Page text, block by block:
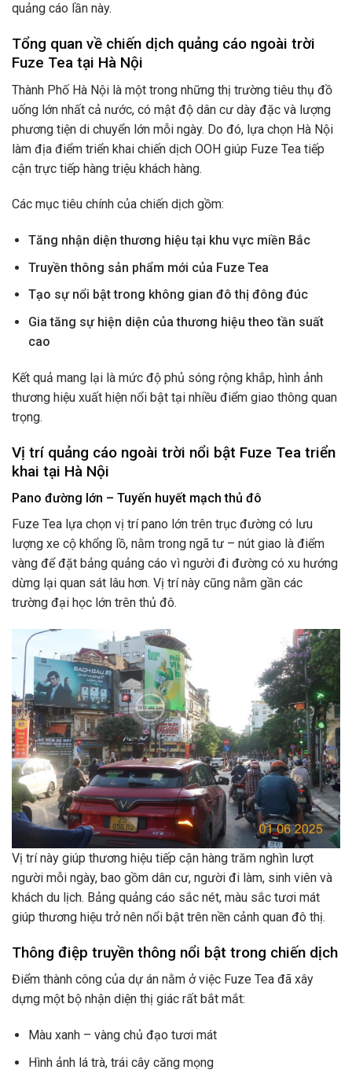
quảng cáo lần này.
Tổng quan về chiến dịch quảng cáo ngoài trời
Fuze Tea tại Hà Nội
Thành Phố Hà Nội là một trong những thị trường tiêu thụ đồ
uống lớn nhất cả nước, có mật độ dân cư dày đặc và lượng
phương tiện di chuyển lớn mỗi ngày. Do đó, lựa chọn Hà Nội
làm địa điểm triển khai chiến dịch OOH giúp Fuze Tea tiếp
cận trực tiếp hàng triệu khách hàng.
Các mục tiêu chính của chiến dịch gồm:
Tăng nhận diện thương hiệu tại khu vực miền Bắc
Truyền thông sản phẩm mới của Fuze Tea
Tạo sự nổi bật trong không gian đô thị đông đúc
Gia tăng sự hiện diện của thương hiệu theo tần suất
cao
Kết quả mang lại là mức độ phủ sóng rộng khắp, hình ảnh
thương hiệu xuất hiện nổi bật tại nhiều điểm giao thông quan
trọng.
Vị trí quảng cáo ngoài trời nổi bật Fuze Tea triển
khai tại Hà Nội
Pano đường lớn – Tuyến huyết mạch thủ đô
Fuze Tea lựa chọn vị trí pano lớn trên trục đường có lưu
lượng xe cộ khổng lồ, nằm trong ngã tư – nút giao là điểm
vàng để đặt bảng quảng cáo vì người đi đường có xu hướng
dừng lại quan sát lâu hơn. Vị trí này cũng nằm gần các
trường đại học lớn trên thủ đô.
Vị trí này giúp thương hiệu tiếp cận hàng trăm nghìn lượt
người mỗi ngày, bao gồm dân cư, người đi làm, sinh viên và
khách du lịch. Bảng quảng cáo sắc nét, màu sắc tươi mát
giúp thương hiệu trở nên nổi bật trên nền cảnh quan đô thị.
Thông điệp truyền thông nổi bật trong chiến dịch
Điểm thành công của dự án nằm ở việc Fuze Tea đã xây
dựng một bộ nhận diện thị giác rất bắt mắt:
Màu xanh – vàng chủ đạo tươi mát
Hình ảnh lá trà, trái cây căng mọng